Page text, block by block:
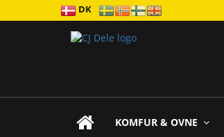
DK
KOMFUR & OVNE